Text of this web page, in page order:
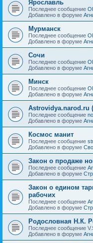
Ярославль
Последнее сообщение
Добавлено в форуме
Мурманск
Последнее сообщение
Добавлено в форуме
Сочи
Последнее сообщение
Добавлено в форуме
Минск
Последнее сообщение
Добавлено в форуме
Astrovidya.narod.ru
Последнее сообщение
Добавлено в форуме
Космос манит
Последнее сообщение
Добавлено в форуме
Закон о продаже
Последнее сообщение
Добавлено в форуме
Закон о едином
рабочих
Последнее сообщение
Добавлено в форуме
Родословная Н.К.
Последнее сообщение
Добавлено в форуме